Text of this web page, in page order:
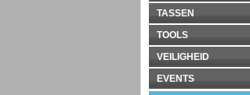
TASSEN
TOOLS
VEILIGHEID
EVENTS